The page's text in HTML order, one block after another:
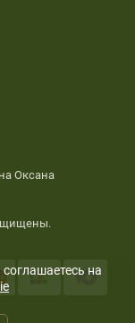
Оксана
на